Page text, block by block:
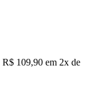
R$ 109,90 em 2x de